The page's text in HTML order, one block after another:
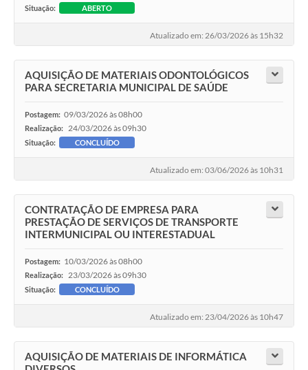
Situação: ABERTO
Atualizado em: 26/03/2026 às 15h32
AQUISIÇÃO DE MATERIAIS ODONTOLÓGICOS
PARA SECRETARIA MUNICIPAL DE SAÚDE
Postagem: 09/03/2026 às 08h00
Realização: 24/03/2026 às 09h30
Situação: CONCLUÍDO
Atualizado em: 03/06/2026 às 10h31
CONTRATAÇÃO DE EMPRESA PARA
PRESTAÇÃO DE SERVIÇOS DE TRANSPORTE
INTERMUNICIPAL OU INTERESTADUAL
Postagem: 10/03/2026 às 08h00
Realização: 23/03/2026 às 09h30
Situação: CONCLUÍDO
Atualizado em: 23/04/2026 às 10h47
AQUISIÇÃO DE MATERIAIS DE INFORMÁTICA